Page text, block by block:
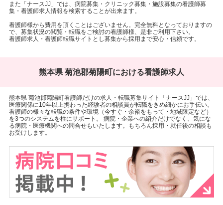
また「ナースJJ」では、病院募集・クリニック募集・施設募集の看護師募
集・看護師求人情報を検索することが出来ます。
看護師様から費用を頂くことはございません。完全無料となっておりますの
で、募集状況の閲覧・転職をご検討の看護師様、是非ご利用下さい。
看護師求人・看護師転職サイトとし募集から採用まで安心・信頼です。
熊本県 菊池郡菊陽町における看護師求人
熊本県 菊池郡菊陽町看護師だけの求人・転職募集サイト「ナースJJ」では、
医療関係に10年以上携わった経験者の相談員が転職をきめ細かにお手伝い。
看護師の様々な転職の条件や環境（今すぐ・余裕をもって・地域限定など）
を3つのシステムを柱にサポート。 病院・企業への紹介だけでなく、気にな
る病院・医療機関への問合せもいたします。もちろん採用・就任後の相談も
お受けします。